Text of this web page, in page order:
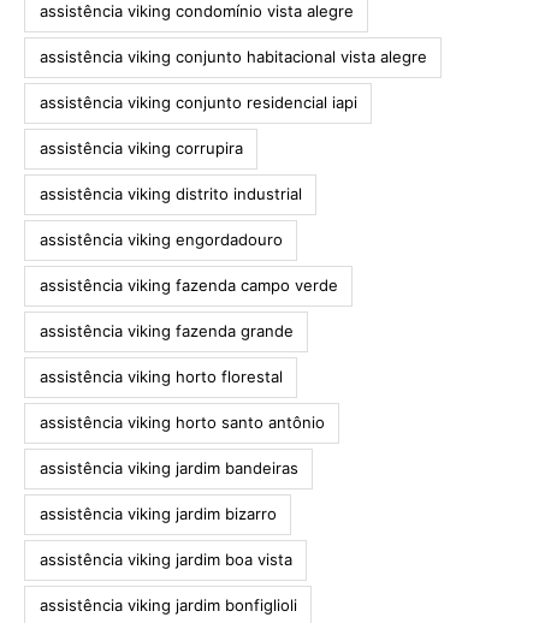
assistência viking condomínio vista alegre
assistência viking conjunto habitacional vista alegre
assistência viking conjunto residencial iapi
assistência viking corrupira
assistência viking distrito industrial
assistência viking engordadouro
assistência viking fazenda campo verde
assistência viking fazenda grande
assistência viking horto florestal
assistência viking horto santo antônio
assistência viking jardim bandeiras
assistência viking jardim bizarro
assistência viking jardim boa vista
assistência viking jardim bonfiglioli